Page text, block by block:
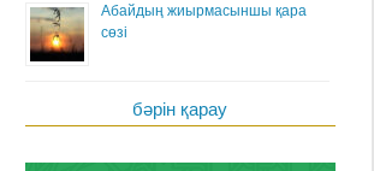
Абайдың жиырмасыншы қара
сөзі
бәрін қарау